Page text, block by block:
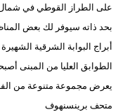
على الطراز القوطي في شمال
بحد ذاته سيوفر لك بعض
أبراج البوابة الشرقية
الطوابق العليا من المبنى
يعرض مجموعة متنوعة من
متحف برينسنهوف